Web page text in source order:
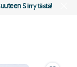
Siirry tästä!